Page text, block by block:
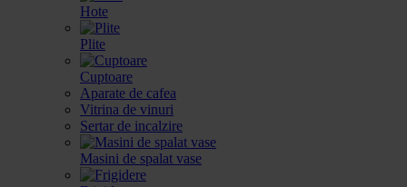
Hote
Plite
Cuptoare
Aparate de cafea
Vitrina de vinuri
Sertar de incalzire
Masini de spalat vase